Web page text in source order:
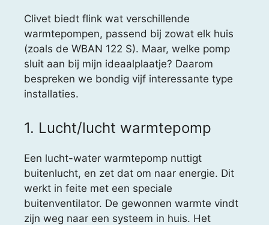
Clivet biedt flink wat verschillende
warmtepompen, passend bij zowat elk huis
(zoals de WBAN 122 S). Maar, welke pomp
sluit aan bij mijn ideaalplaatje? Daarom
bespreken we bondig vijf interessante type
installaties.
1. Lucht/lucht warmtepomp
Een lucht-water warmtepomp nuttigt
buitenlucht, en zet dat om naar energie. Dit
werkt in feite met een speciale
buitenventilator. De gewonnen warmte vindt
zijn weg naar een systeem in huis. Het